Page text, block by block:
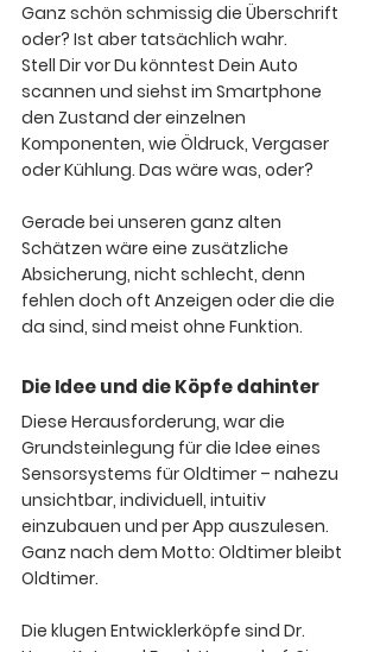
Ganz schön schmissig die Überschrift
oder? Ist aber tatsächlich wahr.
Stell Dir vor Du könntest Dein Auto
scannen und siehst im Smartphone
den Zustand der einzelnen
Komponenten, wie Öldruck, Vergaser
oder Kühlung. Das wäre was, oder?
Gerade bei unseren ganz alten
Schätzen wäre eine zusätzliche
Absicherung, nicht schlecht, denn
fehlen doch oft Anzeigen oder die die
da sind, sind meist ohne Funktion.
Die Idee und die Köpfe dahinter
Diese Herausforderung, war die
Grundsteinlegung für die Idee eines
Sensorsystems für Oldtimer – nahezu
unsichtbar, individuell, intuitiv
einzubauen und per App auszulesen.
Ganz nach dem Motto: Oldtimer bleibt
Oldtimer.
Die klugen Entwicklerköpfe sind Dr.